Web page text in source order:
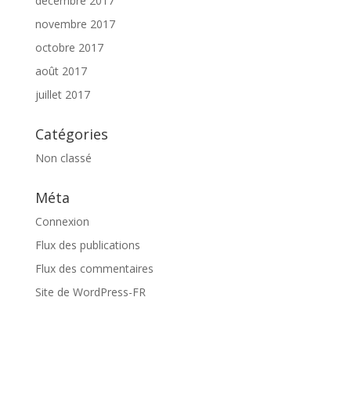
novembre 2017
octobre 2017
août 2017
juillet 2017
Catégories
Non classé
Méta
Connexion
Flux des publications
Flux des commentaires
Site de WordPress-FR